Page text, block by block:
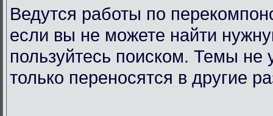
Ведутся работы по
если вы не можете найти
пользуйтесь поиском. Темы не
только переносятся в другие